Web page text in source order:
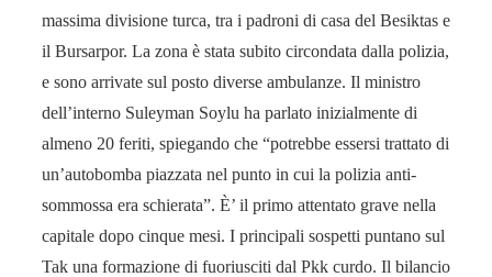
massima divisione turca, tra i padroni di casa del Besiktas e
il Bursarpor. La zona è stata subito circondata dalla polizia,
e sono arrivate sul posto diverse ambulanze. Il ministro
dell’interno Suleyman Soylu ha parlato inizialmente di
almeno 20 feriti, spiegando che “potrebbe essersi trattato di
un’autobomba piazzata nel punto in cui la polizia anti-
sommossa era schierata”. È’ il primo attentato grave nella
capitale dopo cinque mesi. I principali sospetti puntano sul
Tak una formazione di fuoriusciti dal Pkk curdo. Il bilancio